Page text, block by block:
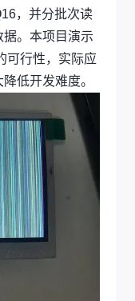
，并分批次读
。本项目演示
可行性，实际应
低开发难度。